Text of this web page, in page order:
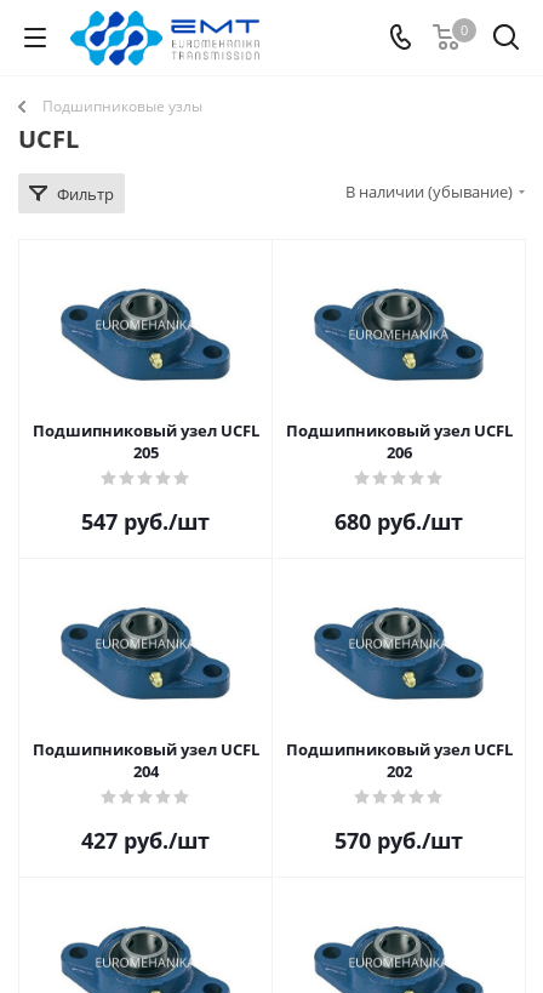
0
Подшипниковые узлы
UCFL
Фильтр В наличии (убывание)
Подшипниковый узел UCFL
205
547 руб./шт
Подшипниковый узел UCFL
206
680 руб./шт
Подшипниковый узел UCFL
204
427 руб./шт
Подшипниковый узел UCFL
202
570 руб./шт